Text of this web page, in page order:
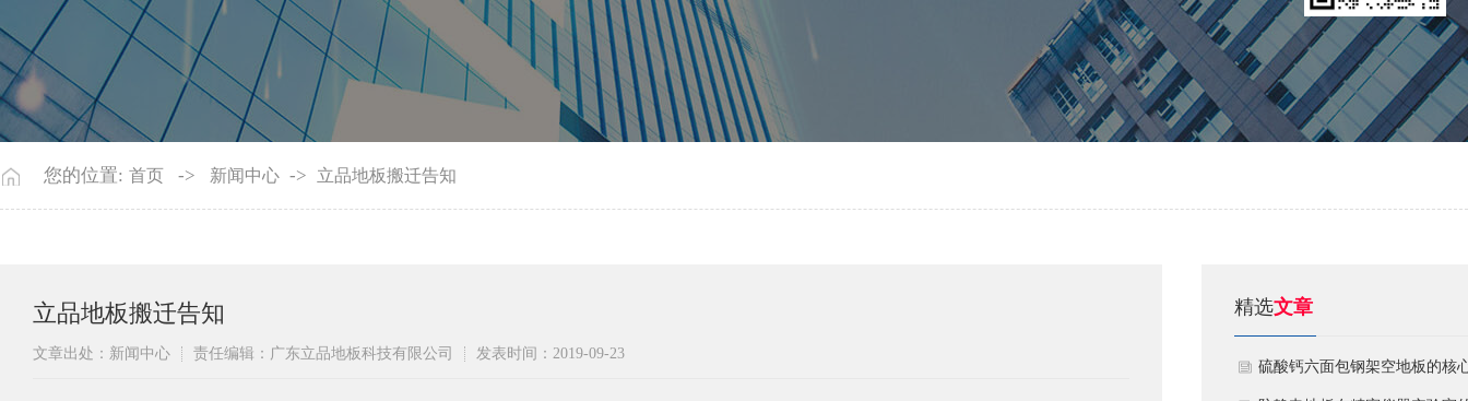
您的位置: 首页 -> 新闻中心 -> 立品地板搬迁告知
立品地板搬迁告知
文章出处：新闻中心 责任编辑：广东立品地板科技有限公司 发表时间：2019-09-23
精选文章
硫酸钙六面包钢架空地板的核